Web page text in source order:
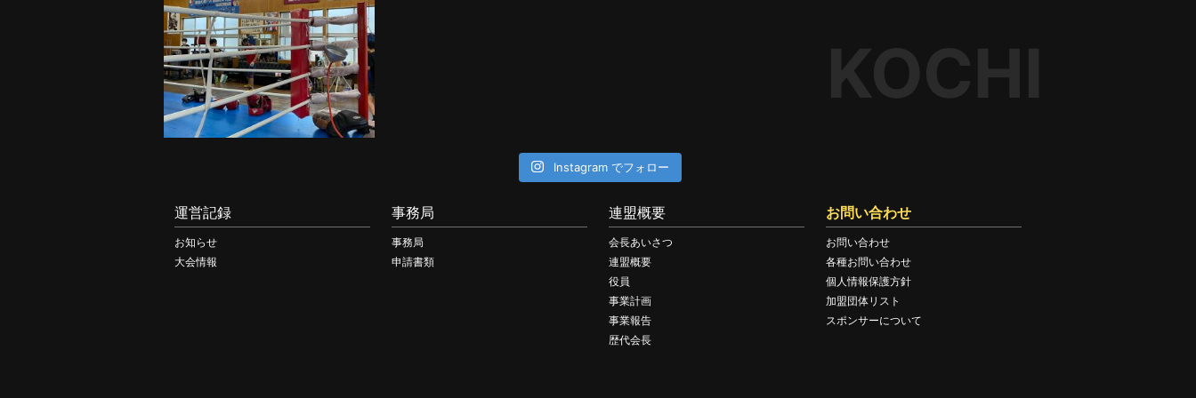
KOCHI
Instagram でフォロー
運営記録
お知らせ
大会情報
事務局
事務局
申請書類
連盟概要
会長あいさつ
連盟概要
役員
事業計画
事業報告
歴代会長
お問い合わせ
お問い合わせ
各種お問い合わせ
個人情報保護方針
加盟団体リスト
スポンサーについて